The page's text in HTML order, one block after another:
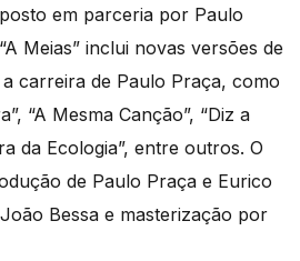
em parceria por Paulo
Meias” inclui novas versões de
carreira de Paulo Praça, como
“A Mesma Canção”, “Diz a
da Ecologia”, entre outros. O
de Paulo Praça e Eurico
Bessa e masterização por